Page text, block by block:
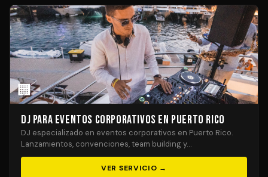
🏢
DJ para Eventos Corporativos en Puerto Rico
DJ especializado en eventos corporativos en Puerto Rico.
Lanzamientos, convenciones, team building y…
VER SERVICIO →